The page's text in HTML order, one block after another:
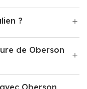
?
de Oberson
Oberson